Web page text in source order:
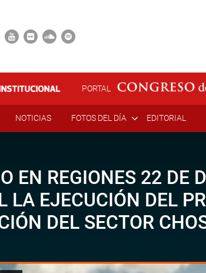
PORTAL
NOTICIAS FOTOS DEL DÍA EDITORIAL
EN REGIONES 22 DE
LA EJECUCIÓN DEL
DEL SECTOR